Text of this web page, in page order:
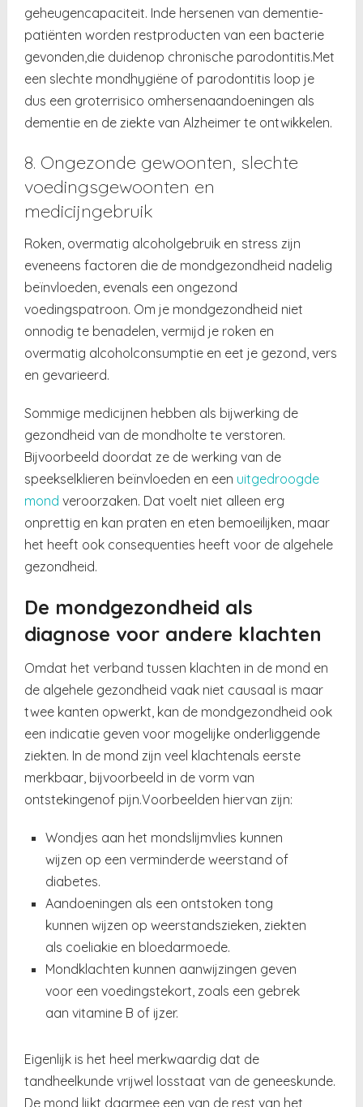
geheugencapaciteit. Inde hersenen van dementie-
patiënten worden restproducten van een bacterie
gevonden,die duidenop chronische parodontitis.Met
een slechte mondhygiëne of parodontitis loop je
dus een groterrisico omhersenaandoeningen als
dementie en de ziekte van Alzheimer te ontwikkelen.
8. Ongezonde gewoonten, slechte
voedingsgewoonten en
medicijngebruik
Roken, overmatig alcoholgebruik en stress zijn
eveneens factoren die de mondgezondheid nadelig
beïnvloeden, evenals een ongezond
voedingspatroon. Om je mondgezondheid niet
onnodig te benadelen, vermijd je roken en
overmatig alcoholconsumptie en eet je gezond, vers
en gevarieerd.
Sommige medicijnen hebben als bijwerking de
gezondheid van de mondholte te verstoren.
Bijvoorbeeld doordat ze de werking van de
speekselklieren beïnvloeden en een uitgedroogde
mond veroorzaken. Dat voelt niet alleen erg
onprettig en kan praten en eten bemoeilijken, maar
het heeft ook consequenties heeft voor de algehele
gezondheid.
De mondgezondheid als
diagnose voor andere klachten
Omdat het verband tussen klachten in de mond en
de algehele gezondheid vaak niet causaal is maar
twee kanten opwerkt, kan de mondgezondheid ook
een indicatie geven voor mogelijke onderliggende
ziekten. In de mond zijn veel klachtenals eerste
merkbaar, bijvoorbeeld in de vorm van
ontstekingenof pijn.Voorbeelden hiervan zijn:
Wondjes aan het mondslijmvlies kunnen
wijzen op een verminderde weerstand of
diabetes.
Aandoeningen als een ontstoken tong
kunnen wijzen op weerstandszieken, ziekten
als coeliakie en bloedarmoede.
Mondklachten kunnen aanwijzingen geven
voor een voedingstekort, zoals een gebrek
aan vitamine B of ijzer.
Eigenlijk is het heel merkwaardig dat de
tandheelkunde vrijwel losstaat van de geneeskunde.
De mond lijkt daarmee een van de rest van het